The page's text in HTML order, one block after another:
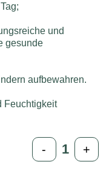
und
gesunde
aufbewahren.
Feuchtigkeit
- +